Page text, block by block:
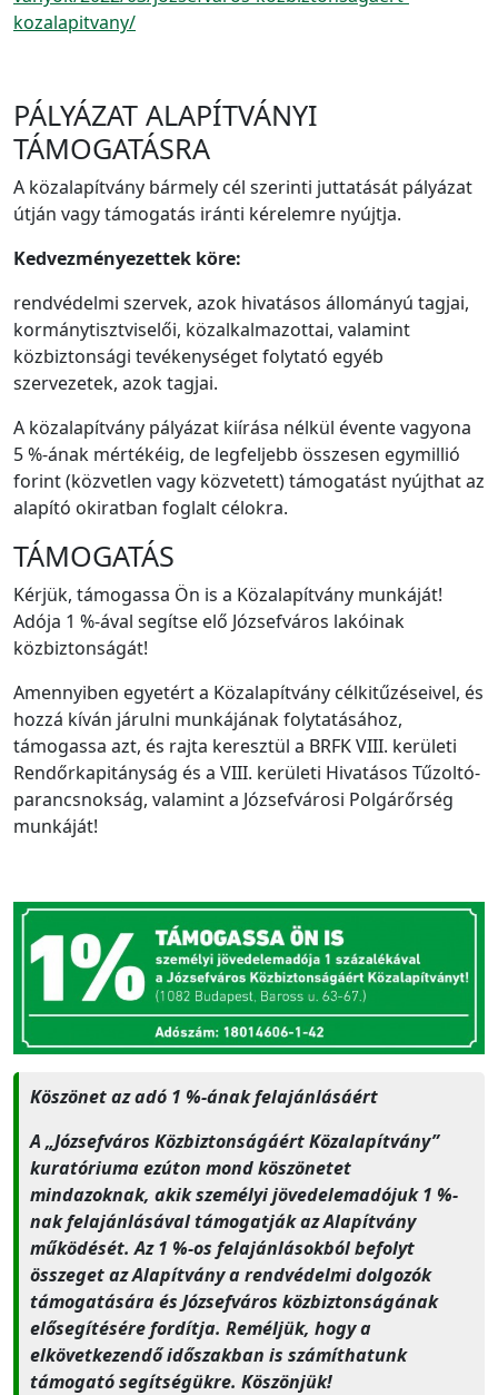
kozalapitvany/
PÁLYÁZAT ALAPÍTVÁNYI
TÁMOGATÁSRA
A közalapítvány bármely cél szerinti juttatását pályázat
útján vagy támogatás iránti kérelemre nyújtja.
Kedvezményezettek köre:
rendvédelmi szervek, azok hivatásos állományú tagjai,
kormánytisztviselői, közalkalmazottai, valamint
közbiztonsági tevékenységet folytató egyéb
szervezetek, azok tagjai.
A közalapítvány pályázat kiírása nélkül évente vagyona
5 %-ának mértékéig, de legfeljebb összesen egymillió
forint (közvetlen vagy közvetett) támogatást nyújthat az
alapító okiratban foglalt célokra.
TÁMOGATÁS
Kérjük, támogassa Ön is a Közalapítvány munkáját!
Adója 1 %-ával segítse elő Józsefváros lakóinak
közbiztonságát!
Amennyiben egyetért a Közalapítvány célkitűzéseivel, és
hozzá kíván járulni munkájának folytatásához,
támogassa azt, és rajta keresztül a BRFK VIII. kerületi
Rendőrkapitányság és a VIII. kerületi Hivatásos Tűzoltó-
parancsnokság, valamint a Józsefvárosi Polgárőrség
munkáját!
Köszönet az adó 1 %-ának felajánlásáért
A „Józsefváros Közbiztonságáért Közalapítvány”
kuratóriuma ezúton mond köszönetet
mindazoknak, akik személyi jövedelemadójuk 1 %-
nak felajánlásával támogatják az Alapítvány
működését. Az 1 %-os felajánlásokból befolyt
összeget az Alapítvány a rendvédelmi dolgozók
támogatására és Józsefváros közbiztonságának
elősegítésére fordítja. Reméljük, hogy a
elkövetkezendő időszakban is számíthatunk
támogató segítségükre. Köszönjük!